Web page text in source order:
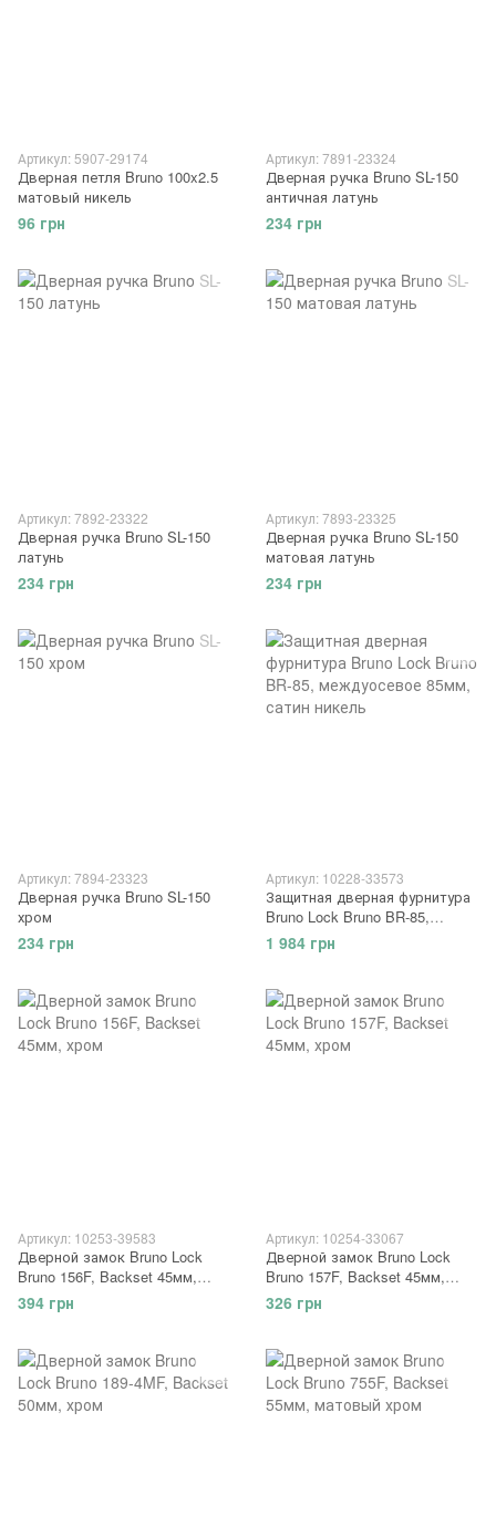
Артикул: 5907-29174
Дверная петля Bruno 100x2.5
матовый никель
96 грн
Артикул: 7891-23324
Дверная ручка Bruno SL-150
античная латунь
234 грн
Артикул: 7892-23322
Дверная ручка Bruno SL-150
латунь
234 грн
Артикул: 7893-23325
Дверная ручка Bruno SL-150
матовая латунь
234 грн
Артикул: 7894-23323
Дверная ручка Bruno SL-150
хром
234 грн
Артикул: 10228-33573
Защитная дверная фурнитура
Bruno Lock Bruno BR-85,
междуосевое 85мм, сатин
1 984 грн
Артикул: 10253-39583
Дверной замок Bruno Lock
Bruno 156F, Backset 45мм,
хром
394 грн
Артикул: 10254-33067
Дверной замок Bruno Lock
Bruno 157F, Backset 45мм,
хром
326 грн